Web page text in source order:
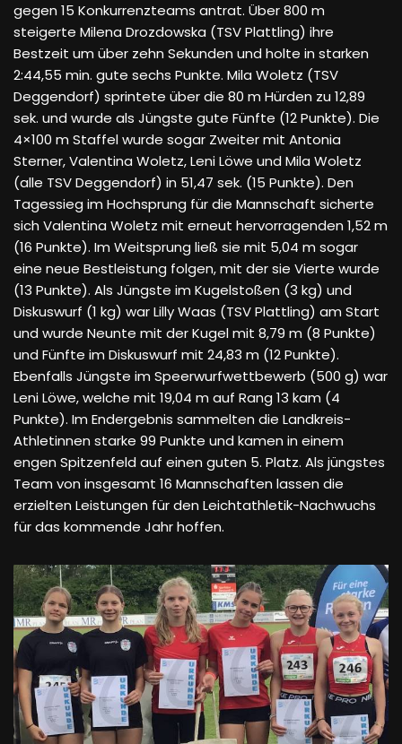
gegen 15 Konkurrenzteams antrat. Über 800 m
steigerte Milena Drozdowska (TSV Plattling) ihre
Bestzeit um über zehn Sekunden und holte in starken
2:44,55 min. gute sechs Punkte. Mila Woletz (TSV
Deggendorf) sprintete über die 80 m Hürden zu 12,89
sek. und wurde als Jüngste gute Fünfte (12 Punkte). Die
4×100 m Staffel wurde sogar Zweiter mit Antonia
Sterner, Valentina Woletz, Leni Löwe und Mila Woletz
(alle TSV Deggendorf) in 51,47 sek. (15 Punkte). Den
Tagessieg im Hochsprung für die Mannschaft sicherte
sich Valentina Woletz mit erneut hervorragenden 1,52 m
(16 Punkte). Im Weitsprung ließ sie mit 5,04 m sogar
eine neue Bestleistung folgen, mit der sie Vierte wurde
(13 Punkte). Als Jüngste im Kugelstoßen (3 kg) und
Diskuswurf (1 kg) war Lilly Waas (TSV Plattling) am Start
und wurde Neunte mit der Kugel mit 8,79 m (8 Punkte)
und Fünfte im Diskuswurf mit 24,83 m (12 Punkte).
Ebenfalls Jüngste im Speerwurfwettbewerb (500 g) war
Leni Löwe, welche mit 19,04 m auf Rang 13 kam (4
Punkte). Im Endergebnis sammelten die Landkreis-
Athletinnen starke 99 Punkte und kamen in einem
engen Spitzenfeld auf einen guten 5. Platz. Als jüngstes
Team von insgesamt 16 Mannschaften lassen die
erzielten Leistungen für den Leichtathletik-Nachwuchs
für das kommende Jahr hoffen.